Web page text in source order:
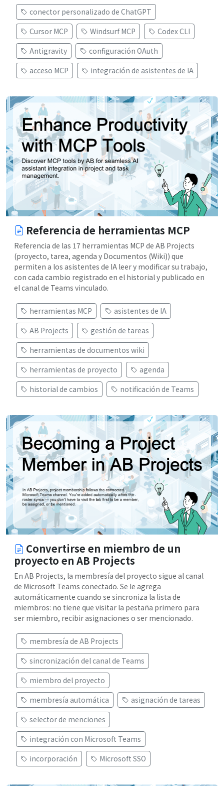
conector personalizado de ChatGPT
Cursor MCP
Windsurf MCP
Codex CLI
Antigravity
configuración OAuth
acceso MCP
integración de asistentes de IA
Referencia de herramientas MCP
Referencia de las 17 herramientas MCP de AB Projects
(proyecto, tarea, agenda y Documentos (Wiki)) que
permiten a los asistentes de IA leer y modificar su trabajo,
con cada cambio registrado en el historial y publicado en
el canal de Teams vinculado.
herramientas MCP
asistentes de IA
AB Projects
gestión de tareas
herramientas de documentos wiki
herramientas de proyecto
agenda
historial de cambios
notificación de Teams
Convertirse en miembro de un
proyecto en AB Projects
En AB Projects, la membresía del proyecto sigue al canal
de Microsoft Teams conectado. Se le agrega
automáticamente cuando se sincroniza la lista de
miembros: no tiene que visitar la pestaña primero para
ser miembro, recibir asignaciones o ser mencionado.
membresía de AB Projects
sincronización del canal de Teams
miembro del proyecto
membresía automática
asignación de tareas
selector de menciones
integración con Microsoft Teams
incorporación
Microsoft SSO